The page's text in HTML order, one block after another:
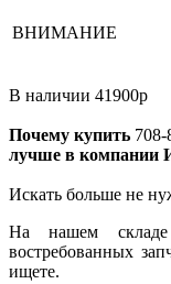
ВНИМАНИЕ
В наличии 41900р
Почему купить 708-
лучше в компании
Искать больше не
На нашем
востребованных
ищете.